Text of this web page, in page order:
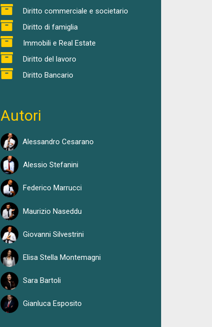
Diritto commerciale e societario
Diritto di famiglia
Immobili e Real Estate
Diritto del lavoro
Diritto Bancario
Autori
Alessandro Cesarano
Alessio Stefanini
Federico Marrucci
Maurizio Naseddu
Giovanni Silvestrini
Elisa Stella Montemagni
Sara Bartoli
Gianluca Esposito